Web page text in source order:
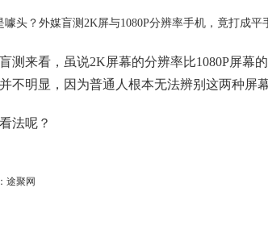
测来看，虽说2K屏幕的分辨率比1080P屏幕
不明显，因为普通人根本无法辨别这两种屏
法呢？
途聚网